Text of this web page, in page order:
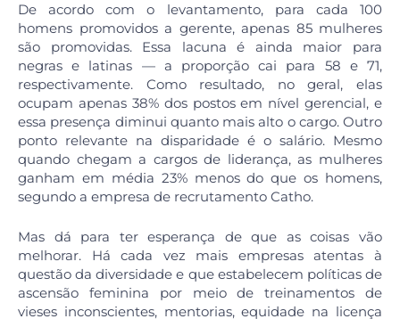
De acordo com o levantamento, para cada 100
homens promovidos a gerente, apenas 85 mulheres
são promovidas. Essa lacuna é ainda maior para
negras e latinas — a proporção cai para 58 e 71,
respectivamente. Como resultado, no geral, elas
ocupam apenas 38% dos postos em nível gerencial, e
essa presença diminui quanto mais alto o cargo. Outro
ponto relevante na disparidade é o salário. Mesmo
quando chegam a cargos de liderança, as mulheres
ganham em média 23% menos do que os homens,
segundo a empresa de recrutamento Catho.
Mas dá para ter esperança de que as coisas vão
melhorar. Há cada vez mais empresas atentas à
questão da diversidade e que estabelecem políticas de
ascensão feminina por meio de treinamentos de
vieses inconscientes, mentorias, equidade na licença